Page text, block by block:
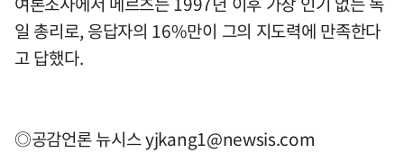
일 총리로, 응답자의 16%만이 그의 지도력에 만족한다
고 답했다.
◎공감언론 뉴시스yjkang1@newsis.com